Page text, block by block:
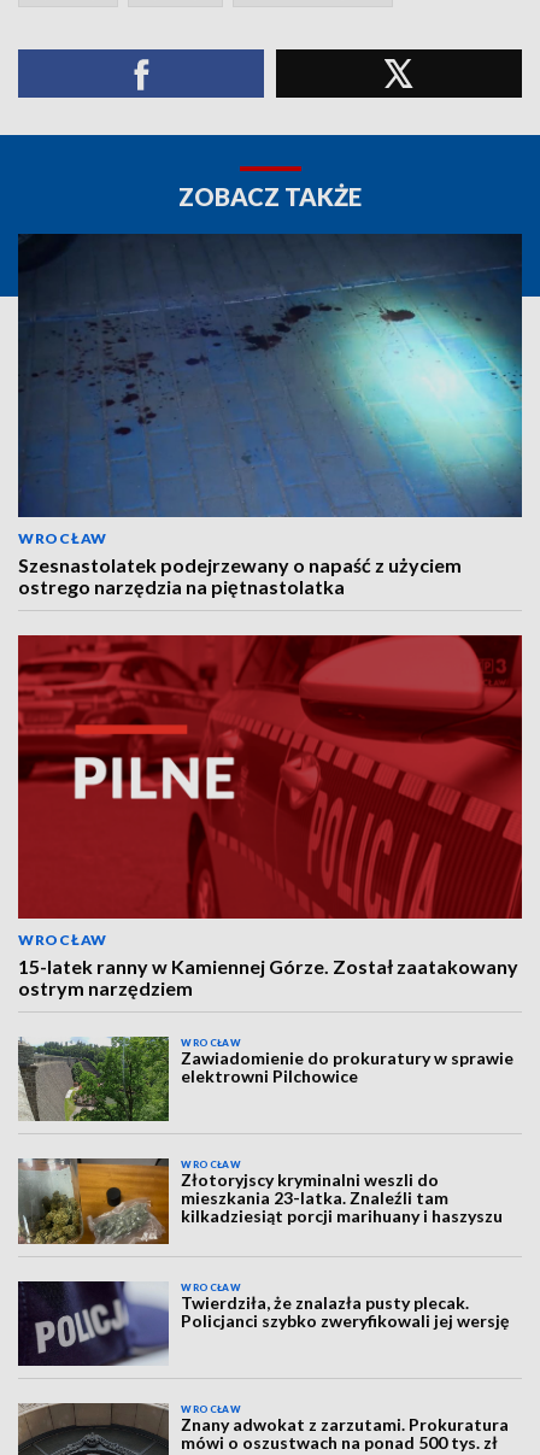
ZOBACZ TAKŻE
WROCŁAW
Szesnastolatek podejrzewany o napaść z użyciem
ostrego narzędzia na piętnastolatka
WROCŁAW
15-latek ranny w Kamiennej Górze. Został zaatakowany
ostrym narzędziem
WROCŁAW
Zawiadomienie do prokuratury w sprawie
elektrowni Pilchowice
WROCŁAW
Złotoryjscy kryminalni weszli do
mieszkania 23-latka. Znaleźli tam
kilkadziesiąt porcji marihuany i haszyszu
WROCŁAW
Twierdziła, że znalazła pusty plecak.
Policjanci szybko zweryfikowali jej wersję
WROCŁAW
Znany adwokat z zarzutami. Prokuratura
mówi o oszustwach na ponad 500 tys. zł